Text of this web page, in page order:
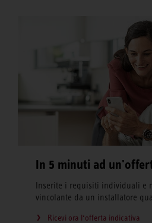
In 5 minuti ad
Inserite i requisiti individuali e
vincolante da un installatore
Ricevi ora l‘offerta indicativa